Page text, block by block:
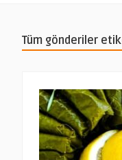
Tüm gönderiler